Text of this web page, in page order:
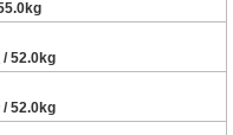
/ 52.0kg
/ 52.0kg